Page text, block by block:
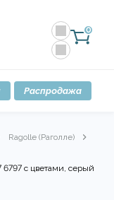
0
Распродажа
Ragolle (Раголле)
6797 с цветами, серый